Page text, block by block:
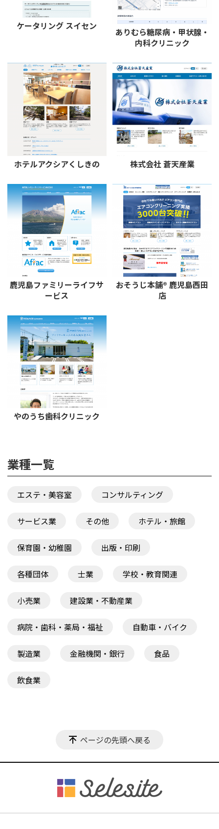
ケータリング スイセン
ありむら糖尿病・甲状腺・
内科クリニック
ホテルアクシアくしきの 株式会社 蒼天産業
鹿児島ファミリーライフサ
ービス
おそうじ本舗®︎ 鹿児島西田
店
やのうち歯科クリニック
業種一覧
エステ・美容室 コンサルティング
サービス業 その他 ホテル・旅館
保育園・幼稚園 出版・印刷
各種団体 士業 学校・教育関連
小売業 建設業・不動産業
病院・歯科・薬局・福祉 自動車・バイク
製造業 金融機関・銀行 食品
飲食業
ページの先頭へ戻る